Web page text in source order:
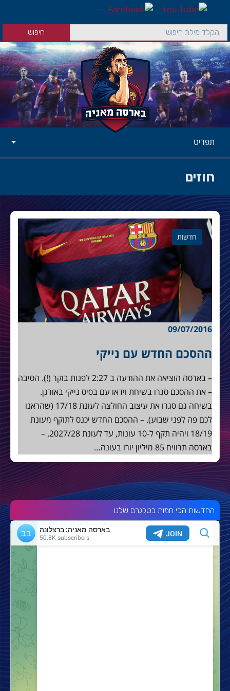
תפריט
חוזים
חדשות
09/07/2016
ההסכם החדש עם נייקי
– בארסה הוציאה את ההודעה ב 2:27 לפנות בוקר (!). הסיבה
– את ההסכם סגרו בשיחת וידאו עם בסיס נייקי באורגן.
בשיחה גם סגרו את עיצוב החולצה לעונת 17/18 (שהראנו
לכם פה לפני שבוע). – ההסכם החדש יכנס לתוקף מעונת
18/19 ויהיה תקף ל-10 עונות, עד לעונת 2027/28. –
בארסה תרוויח 85 מיליון יורו בעונה…
החדשות הכי חמות בטלגרם שלנו